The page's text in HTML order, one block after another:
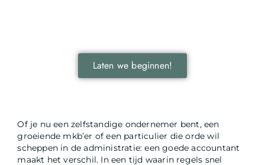
Of je nu een zelfstandige ondernemer bent, een
groeiende mkb’er of een particulier die orde wil
scheppen in de administratie: een goede accountant
maakt het verschil. In een tijd waarin regels snel
Laten we beginnen!